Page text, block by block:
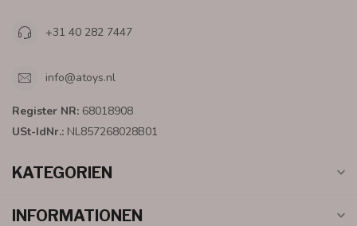
+31 40 282 7447
info@atoys.nl
Register NR: 68018908
USt-IdNr.: NL857268028B01
KATEGORIEN
INFORMATIONEN